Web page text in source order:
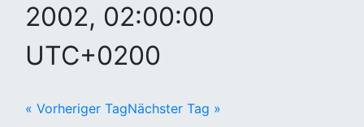
2002, 02:00:00
UTC+0200
« Vorheriger TagNächster Tag »